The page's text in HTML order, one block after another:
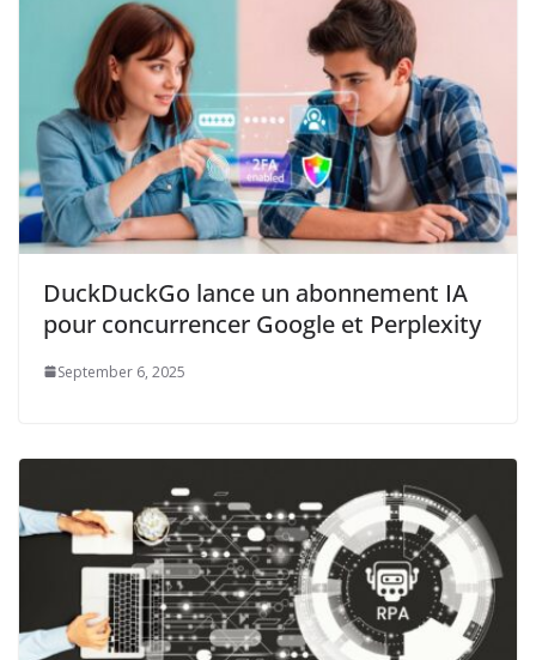
DuckDuckGo lance un abonnement IA
pour concurrencer Google et Perplexity
September 6, 2025